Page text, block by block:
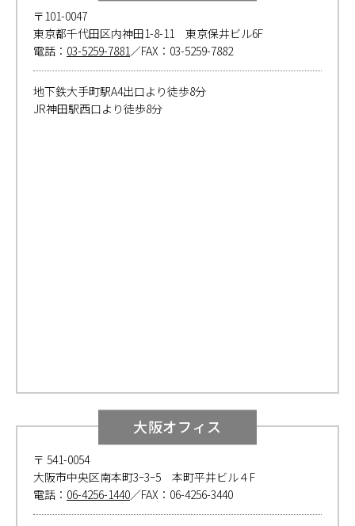
〒101-0047
東京都千代田区内神田1-8-11 東京保井ビル6F
電話： 03-5259-7881／FAX：03-5259-7882
地下鉄大手町駅A4出口より徒歩8分
JR神田駅西口より徒歩8分
大阪オフィス
〒 541-0054
大阪市中央区南本町3ｰ3ｰ5 本町平井ビル４F
電話： 06-4256-1440／FAX：06-4256-3440